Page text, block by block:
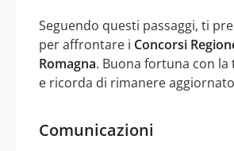
Seguendo questi passaggi, ti
per affrontare i Concorsi
Romagna. Buona fortuna con
e ricorda di rimanere
Comunicazioni